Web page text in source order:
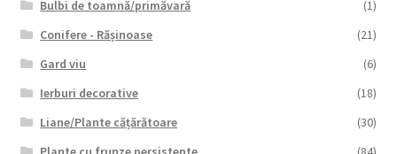
Bulbi de toamnă/primăvară
(1)
Conifere - Rășinoase
(21)
Gard viu
(6)
Ierburi decorative
(18)
Liane/Plante cățărătoare
(30)